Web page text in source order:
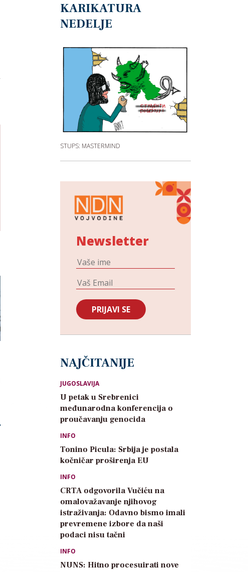
KARIKATURA
NEDELJE
STUPS: MASTERMIND
Newsletter
NAJČITANIJE
JUGOSLAVIJA
U petak u Srebrenici
međunarodna konferencija o
proučavanju genocida
INFO
Tonino Picula: Srbija je postala
kočničar proširenja EU
INFO
CRTA odgovorila Vučiću na
omalovažavanje njihovog
istraživanja: Odavno bismo imali
prevremene izbore da naši
podaci nisu tačni
INFO
NUNS: Hitno procesuirati nove